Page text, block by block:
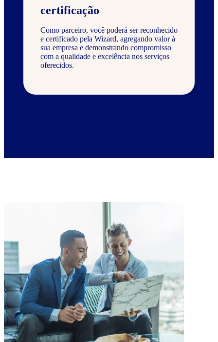
certificação
Como parceiro, você poderá ser reconhecido
e certificado pela Wizard, agregando valor à
sua empresa e demonstrando compromisso
com a qualidade e excelência nos serviços
oferecidos.